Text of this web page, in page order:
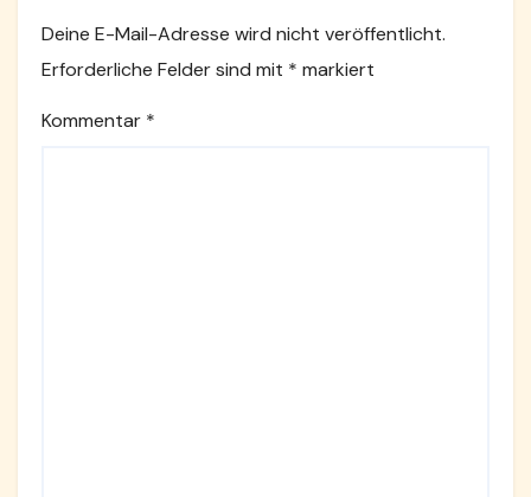
Deine E-Mail-Adresse wird nicht veröffentlicht.
Erforderliche Felder sind mit * markiert
Kommentar *